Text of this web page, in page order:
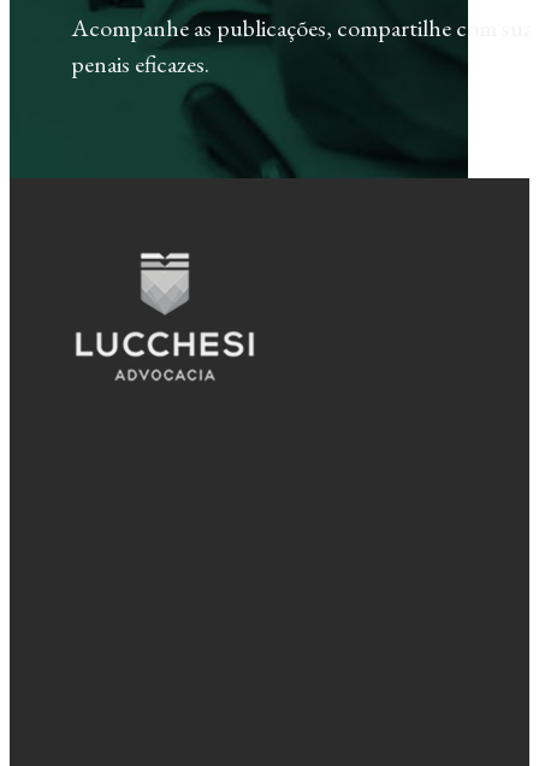
Acompanhe as publicações, compartilhe com
penais eficazes.